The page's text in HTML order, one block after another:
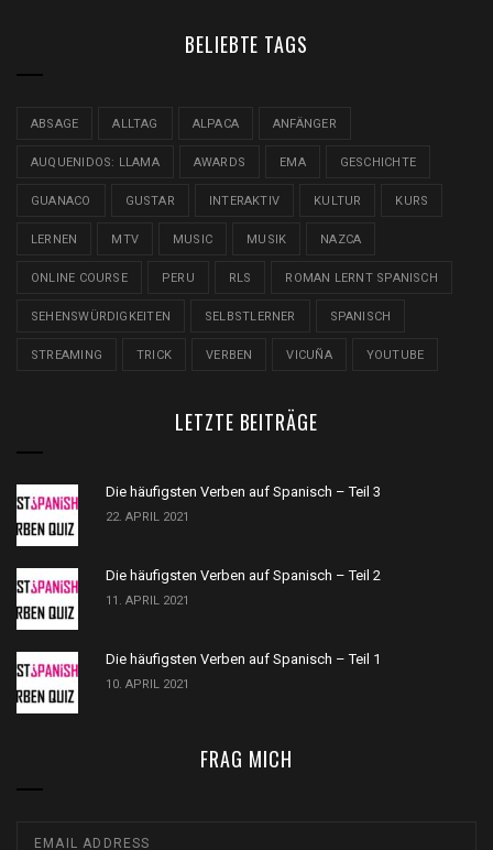
BELIEBTE TAGS
ABSAGE ALLTAG ALPACA ANFÄNGER
AUQUENIDOS: LLAMA AWARDS EMA GESCHICHTE
GUANACO GUSTAR INTERAKTIV KULTUR KURS
LERNEN MTV MUSIC MUSIK NAZCA
ONLINE COURSE PERU RLS ROMAN LERNT SPANISCH
SEHENSWÜRDIGKEITEN SELBSTLERNER SPANISCH
STREAMING TRICK VERBEN VICUÑA YOUTUBE
LETZTE BEITRÄGE
Die häufigsten Verben auf Spanisch – Teil 3
22. APRIL 2021
Die häufigsten Verben auf Spanisch – Teil 2
11. APRIL 2021
Die häufigsten Verben auf Spanisch – Teil 1
10. APRIL 2021
FRAG MICH